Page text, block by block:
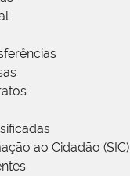
ao Cidadão (SIC)